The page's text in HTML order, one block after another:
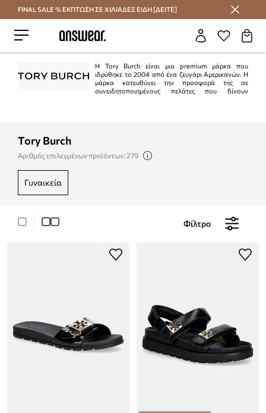
Εξοικονομήστε με το Answear Club
FINAL SALE % ΕΚΠΤΩΣΗ ΣΕ ΧΙΛΙΑΔΕΣ ΕΙΔΗ [ΔΕΙΤΕ]
Η Tory Burch είναι μια premium μάρκα που
ιδρύθηκε το 2004 από ένα ζευγάρι Αμερικανών. Η
μάρκα κατευθύνει την προσφορά της σε
συνειδητοποιημένους πελάτες που δίνουν
Tory Burch
Αριθμός επιλεγμένων προϊόντων: 279
γυναικεία
Φίλτρο